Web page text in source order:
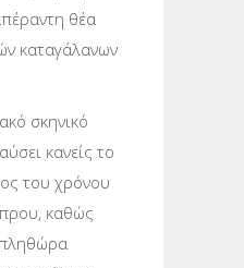
θέα
καταγάλανων
σκηνικό
κανείς το
του χρόνου
καθώς